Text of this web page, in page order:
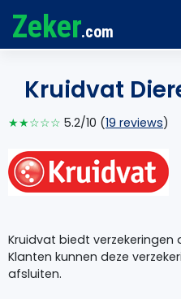
Zeker.com
Kruidvat
★★☆☆☆ 5.2/10 (19 reviews)
Kruidvat biedt verzekeringen
Klanten kunnen deze
afsluiten.